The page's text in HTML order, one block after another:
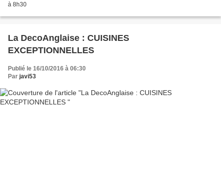
à 8h30
La DecoAnglaise : CUISINES
EXCEPTIONNELLES
Publié le 16/10/2016 à 06:30
Par javi53